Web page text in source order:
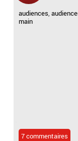
audiences,
main
7 commentaires